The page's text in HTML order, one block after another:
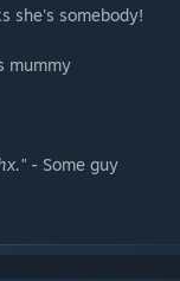
she's somebody!
mummy
- Some guy